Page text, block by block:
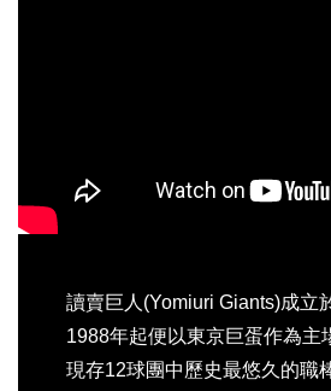
讀賣巨人(Yomiuri Giants)成立
1988年起便以東京巨蛋作為主
現存12球團中歷史最悠久的職